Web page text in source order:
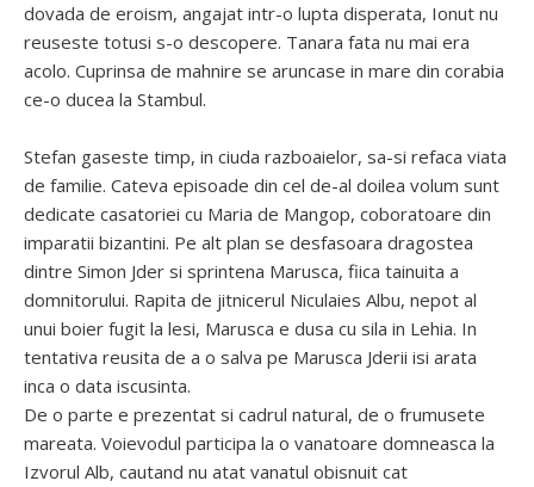
dovada de eroism, angajat intr-o lupta disperata, Ionut nu
reuseste totusi s-o descopere. Tanara fata nu mai era
acolo. Cuprinsa de mahnire se aruncase in mare din corabia
ce-o ducea la Stambul.
Stefan gaseste timp, in ciuda razboaielor, sa-si refaca viata
de familie. Cateva episoade din cel de-al doilea volum sunt
dedicate casatoriei cu Maria de Mangop, coboratoare din
imparatii bizantini. Pe alt plan se desfasoara dragostea
dintre Simon Jder si sprintena Marusca, fiica tainuita a
domnitorului. Rapita de jitnicerul Niculaies Albu, nepot al
unui boier fugit la lesi, Marusca e dusa cu sila in Lehia. In
tentativa reusita de a o salva pe Marusca Jderii isi arata
inca o data iscusinta.
De o parte e prezentat si cadrul natural, de o frumusete
mareata. Voievodul participa la o vanatoare domneasca la
Izvorul Alb, cautand nu atat vanatul obisnuit cat